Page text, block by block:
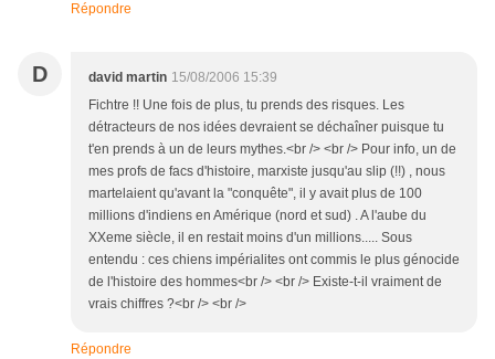
Répondre
D david martin 15/08/2006 15:39
Fichtre !! Une fois de plus, tu prends des risques. Les
détracteurs de nos idées devraient se déchaîner puisque tu
t'en prends à un de leurs mythes.<br /> <br /> Pour info, un de
mes profs de facs d'histoire, marxiste jusqu'au slip (!!) , nous
martelaient qu'avant la "conquête", il y avait plus de 100
millions d'indiens en Amérique (nord et sud) . A l'aube du
XXeme siècle, il en restait moins d'un millions..... Sous
entendu : ces chiens impérialites ont commis le plus génocide
de l'histoire des hommes<br /> <br /> Existe-t-il vraiment de
vrais chiffres ?<br /> <br />
Répondre